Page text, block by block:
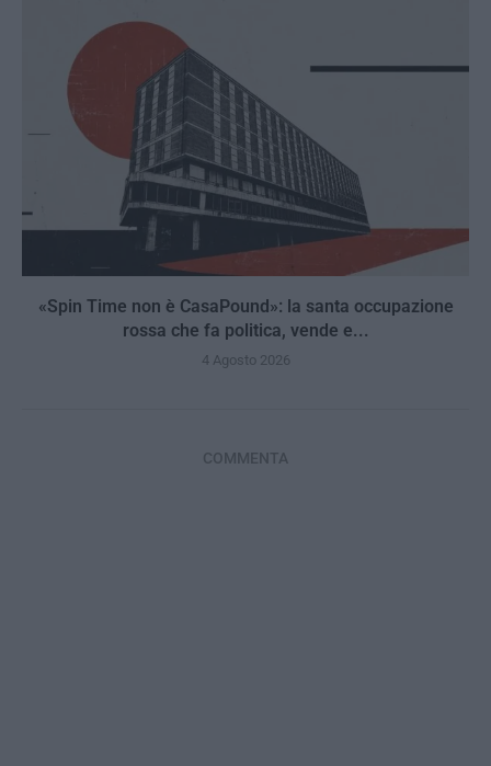
«Spin Time non è CasaPound»: la santa occupazione
rossa che fa politica, vende e...
4 Agosto 2026
COMMENTA